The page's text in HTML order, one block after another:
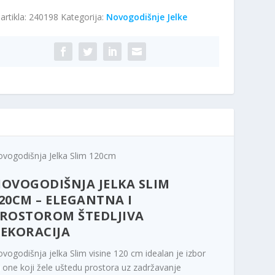
240198 Kategorija: Novogodišnje Jelke
Jelka Slim 120cm
JELKA SLIM
– ELEGANTNA I
ŠTEDLJIVA
jelka Slim visine 120 cm idealan je izbor
one koji žele uštedu prostora uz zadržavanje